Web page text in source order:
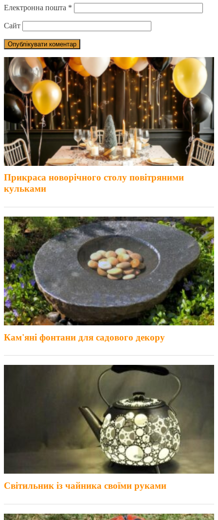
Електронна пошта *
Сайт
Прикраса новорічного столу повітряними
кульками
Кам'яні фонтани для садового декору
Світильник із чайника своїми руками